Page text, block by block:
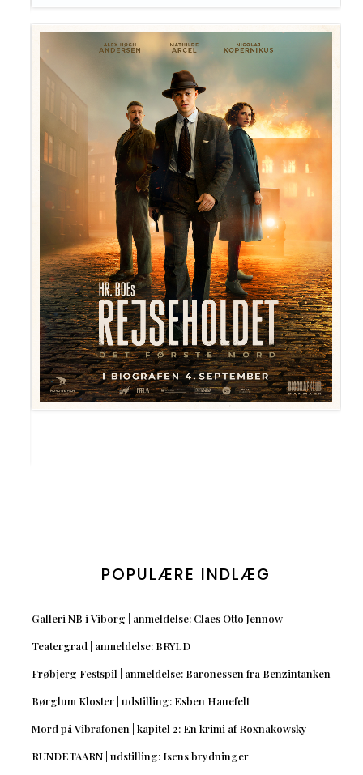
POPULÆRE INDLÆG
Galleri NB i Viborg | anmeldelse: Claes Otto Jennow
Teatergrad | anmeldelse: BRYLD
Frøbjerg Festspil | anmeldelse: Baronessen fra Benzintanken
Børglum Kloster | udstilling: Esben Hanefelt
Mord på Vibrafonen | kapitel 2: En krimi af Roxnakowsky
RUNDETAARN | udstilling: Isens brydninger